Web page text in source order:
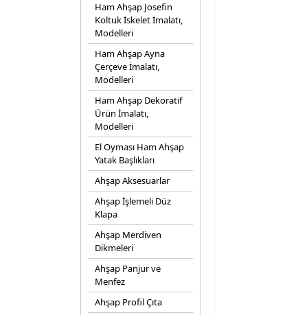
Ham Ahşap Josefin
Koltuk İskelet İmalatı,
Modelleri
Ham Ahşap Ayna
Çerçeve İmalatı,
Modelleri
Ham Ahşap Dekoratif
Ürün İmalatı,
Modelleri
El Oyması Ham Ahşap
Yatak Başlıkları
Ahşap Aksesuarlar
Ahşap İşlemeli Düz
Klapa
Ahşap Merdiven
Dikmeleri
Ahşap Panjur ve
Menfez
Ahşap Profil Çıta